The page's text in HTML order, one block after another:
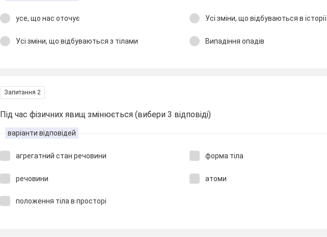
усе, що нас оточує Усі зміни, що відбуваються в історії
Усі зміни, що відбуваються з тілами Випадіння опадів
Запитання 2
Під час фізичних явищ змінюється (вибери 3 відповіді)
варіанти відповідей
агрегатний стан речовини форма тіла
речовини атоми
положення тіла в просторі